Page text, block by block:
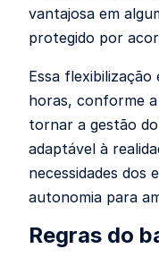
vantajosa em
protegido por
Essa
horas, conforme
tornar a gestão
adaptável à
necessidades dos
autonomia para
Regras do